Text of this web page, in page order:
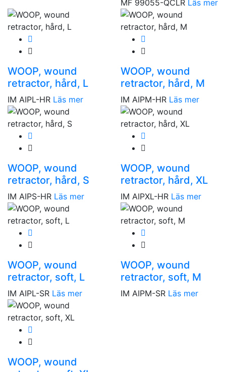
MF 99055-QCLR Läs mer
WOOP, wound
retractor, hård, L
IM AIPL-HR Läs mer
WOOP, wound
retractor, hård, M
IM AIPM-HR Läs mer
WOOP, wound
retractor, hård, S
IM AIPS-HR Läs mer
WOOP, wound
retractor, hård, XL
IM AIPXL-HR Läs mer
WOOP, wound
retractor, soft, L
IM AIPL-SR Läs mer
WOOP, wound
retractor, soft, M
IM AIPM-SR Läs mer
WOOP, wound